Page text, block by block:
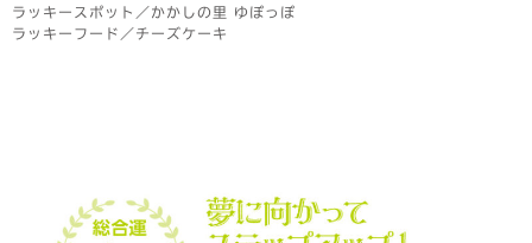
ラッキースポット／かかしの里 ゆぽっぽ
ラッキーフード／チーズケーキ